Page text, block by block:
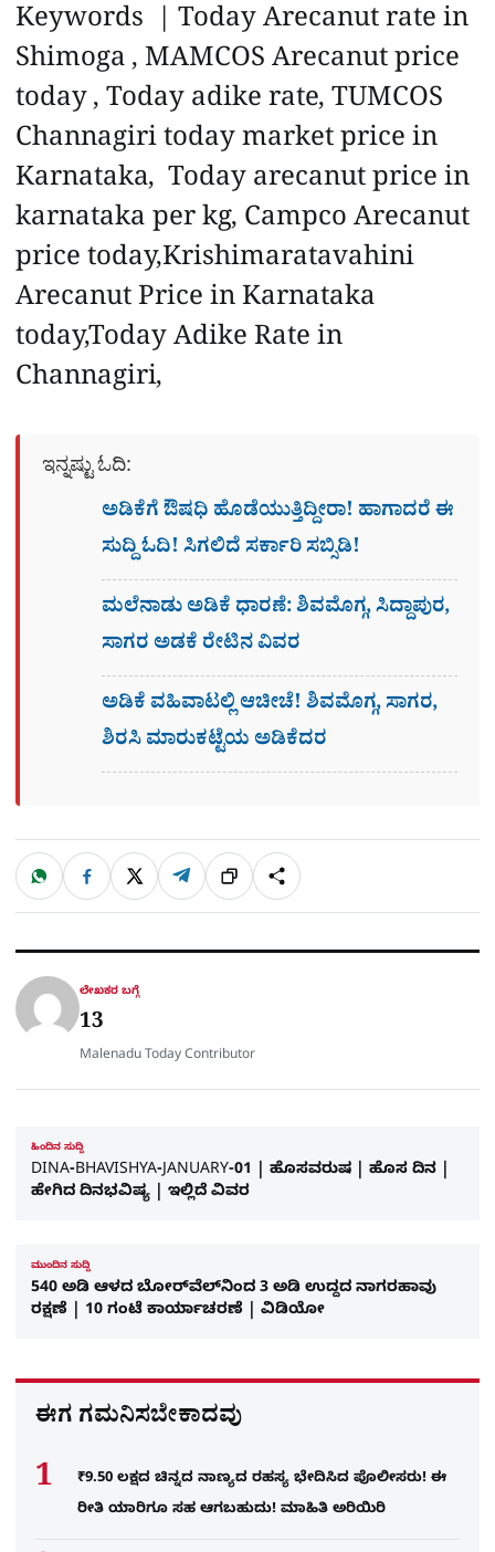
Keywords | Today Arecanut rate in
Shimoga , MAMCOS Arecanut price
today , Today adike rate, TUMCOS
Channagiri today market price in
Karnataka, Today arecanut price in
karnataka per kg, Campco Arecanut
price today,Krishimaratavahini
Arecanut Price in Karnataka
today,Today Adike Rate in
Channagiri,
ಇನ್ನಷ್ಟು ಓದಿ:
ಅಡಿಕೆಗೆ ಔಷಧಿ ಹೊಡೆಯುತ್ತಿದ್ದೀರಾ! ಹಾಗಾದರೆ ಈ
ಸುದ್ದಿ ಓದಿ! ಸಿಗಲಿದೆ ಸರ್ಕಾರಿ ಸಬ್ಸಿಡಿ!
ಮಲೆನಾಡು ಅಡಿಕೆ ಧಾರಣೆ: ಶಿವಮೊಗ್ಗ, ಸಿದ್ದಾಪುರ,
ಸಾಗರ ಅಡಕೆ ರೇಟಿನ ವಿವರ
ಅಡಿಕೆ ವಹಿವಾಟಲ್ಲಿ ಆಚೀಚೆ! ಶಿವಮೊಗ್ಗ, ಸಾಗರ,
ಶಿರಸಿ ಮಾರುಕಟ್ಟೆಯ ಅಡಿಕೆದರ
ಹಂಚಿಕೊಳ್ಳಿ
W
a
t
p
p
F
c
e
o
k
X T
l
e
a
m
ಲಿಂ
ಕ್
S
h
a
ಲೇಖಕರ ಬಗ್ಗೆ
13
Malenadu Today Contributor
ಹಿಂದಿನ ಸುದ್ದಿ
DINA-BHAVISHYA-JANUARY-01 | ಹೊಸವರುಷ | ಹೊಸ ದಿನ |
ಹೇಗಿದ ದಿನಭವಿಷ್ಯ | ಇಲ್ಲಿದೆ ವಿವರ
ಮುಂದಿನ ಸುದ್ದಿ
540 ಅಡಿ ಆಳದ ಬೋರ್‌ವೆಲ್‌ನಿಂದ 3 ಅಡಿ ಉದ್ದದ ನಾಗರಹಾವು
ರಕ್ಷಣೆ | 10 ಗಂಟೆ ಕಾರ್ಯಾಚರಣೆ | ವಿಡಿಯೋ
ಈಗ ಗಮನಿಸಬೇಕಾದವು
₹9.50 ಲಕ್ಷದ ಚಿನ್ನದ ನಾಣ್ಯದ ರಹಸ್ಯ ಭೇದಿಸಿದ ಪೊಲೀಸರು! ಈ
ರೀತಿ ಯಾರಿಗೂ ಸಹ ಆಗಬಹುದು! ಮಾಹಿತಿ ಅರಿಯಿರಿ